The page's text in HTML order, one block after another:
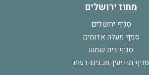
מחוז ירושלים
סניף ירושלים
סניף מעלה אדומים
סניף בית שמש
סניף מודיעין-מכבים-רעות